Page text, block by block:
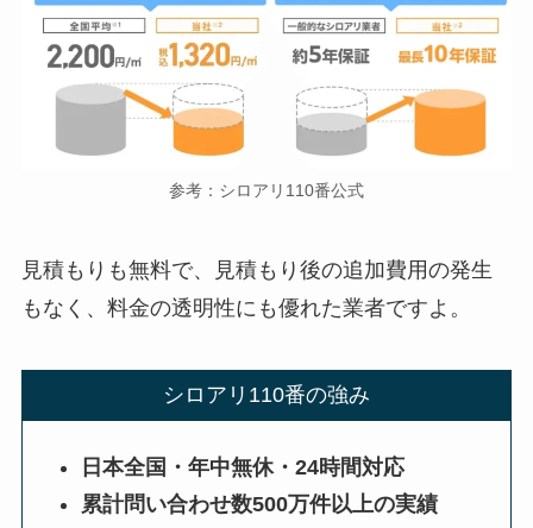
参考：シロアリ110番公式
見積もりも無料で、見積もり後の追加費用の発生
もなく、料金の透明性にも優れた業者ですよ。
シロアリ110番の強み
日本全国・年中無休・24時間対応
累計問い合わせ数500万件以上の実績